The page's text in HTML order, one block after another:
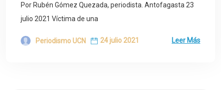
Por Rubén Gómez Quezada, periodista. Antofagasta 23
julio 2021 Víctima de una
Periodismo UCN 24 julio 2021 Leer Más